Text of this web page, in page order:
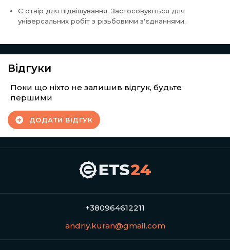
Є отвір для підвішування. Застосовуються для
універсальних робіт з різьбовими з'єднаннями.
Відгуки
Поки що ніхто не залишив відгук, будьте
першими
ДОДАТИ ВІДГУК
+380964612211
andriy.kuran@gmail.com